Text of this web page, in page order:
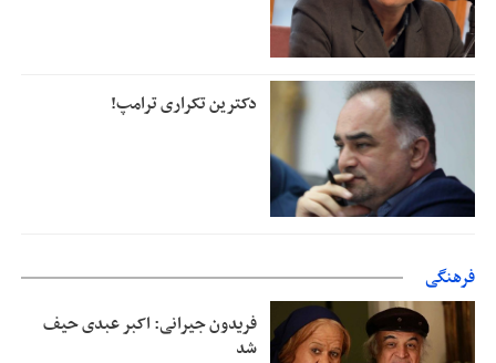
دکترین تکراری ترامپ!
فرهنگی
فریدون جیرانی: اکبر عبدی حیف
شد